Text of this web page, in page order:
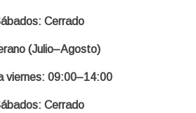
Cerrado
(Julio–Agosto)
viernes: 09:00–14:00
Cerrado